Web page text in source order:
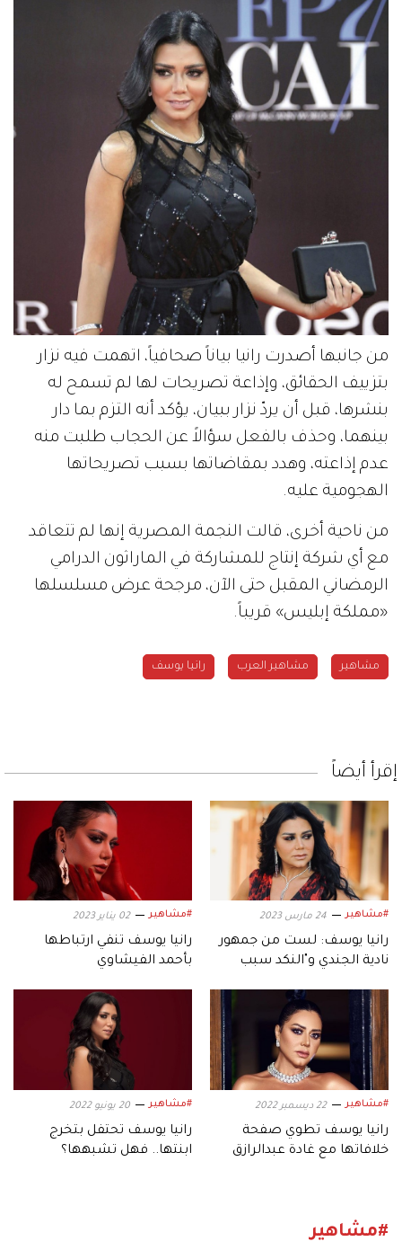
من جانبها أصدرت رانيا بياناً صحافياً، اتهمت فيه نزار
بتزييف الحقائق، وإذاعة تصريحات لها لم تسمح له
بنشرها، قبل أن يردّ نزار ببيان، يؤكد أنه التزم بما دار
بينهما، وحذف بالفعل سؤالاً عن الحجاب طلبت منه
عدم إذاعته، وهدد بمقاضاتها بسبب تصريحاتها
الهجومية عليه.
من ناحية أخرى، قالت النجمة المصرية إنها لم تتعاقد
مع أي شركة إنتاج للمشاركة في الماراثون الدرامي
الرمضاني المقبل حتى الآن، مرجحة عرض مسلسلها
«مملكة إبليس» قريباً.
مشاهير مشاهير العرب رانيا يوسف
إقرأ أيضاً
#مشاهير 24 مارس 2023
رانيا يوسف: لست من جمهور
نادية الجندي و"النكد سبب
#مشاهير 02 يناير 2023
رانيا يوسف تنفي ارتباطها
بأحمد الفيشاوي
#مشاهير 22 ديسمبر 2022
رانيا يوسف تطوي صفحة
خلافاتها مع غادة عبدالرازق
#مشاهير 20 يونيو 2022
رانيا يوسف تحتفل بتخرج
ابنتها.. فهل تشبهها؟
#مشاهير